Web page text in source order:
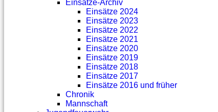
Einsätze-Archiv
Einsätze 2024
Einsätze 2023
Einsätze 2022
Einsätze 2021
Einsätze 2020
Einsätze 2019
Einsätze 2018
Einsätze 2017
Einsätze 2016 und früher
Chronik
Mannschaft